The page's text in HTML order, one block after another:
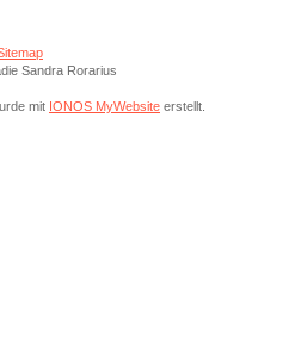
Sandra Rorarius
mit IONOS MyWebsite erstellt.